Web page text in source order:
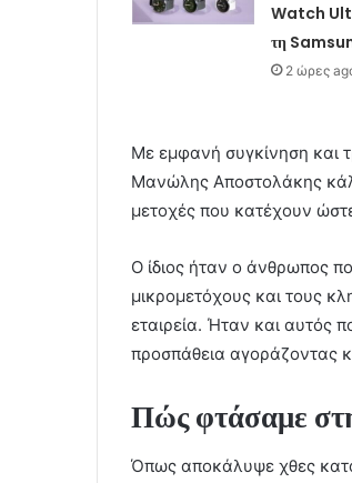
Watch
τη
2 ώρες
Με εμφανή συγκίνηση και
Μανώλης Αποστολάκης
μετοχές που κατέχουν
Ο ίδιος ήταν ο άνθρωπος
μικρομετόχους και τους
εταιρεία. Ήταν και αυτός
προσπάθεια αγοράζοντας
Πώς φτάσαμε
Όπως αποκάλυψε χθες κατά